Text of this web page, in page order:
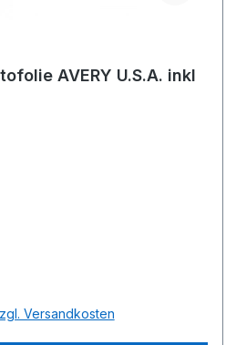
AVERY U.S.A. inkl
Versandkosten